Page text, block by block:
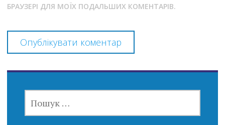
БРАУЗЕРІ ДЛЯ МОЇХ ПОДАЛЬШИХ КОМЕНТАРІВ.